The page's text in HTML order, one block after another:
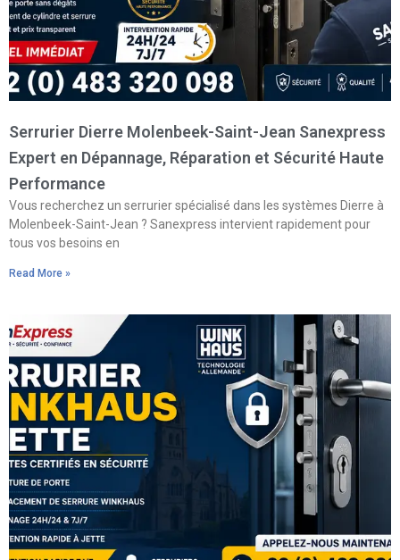
Serrurier Dierre Molenbeek-Saint-Jean Sanexpress
Expert en Dépannage, Réparation et Sécurité Haute
Performance
Vous recherchez un serrurier spécialisé dans les systèmes Dierre à
Molenbeek-Saint-Jean ? Sanexpress intervient rapidement pour
tous vos besoins en
Read More »